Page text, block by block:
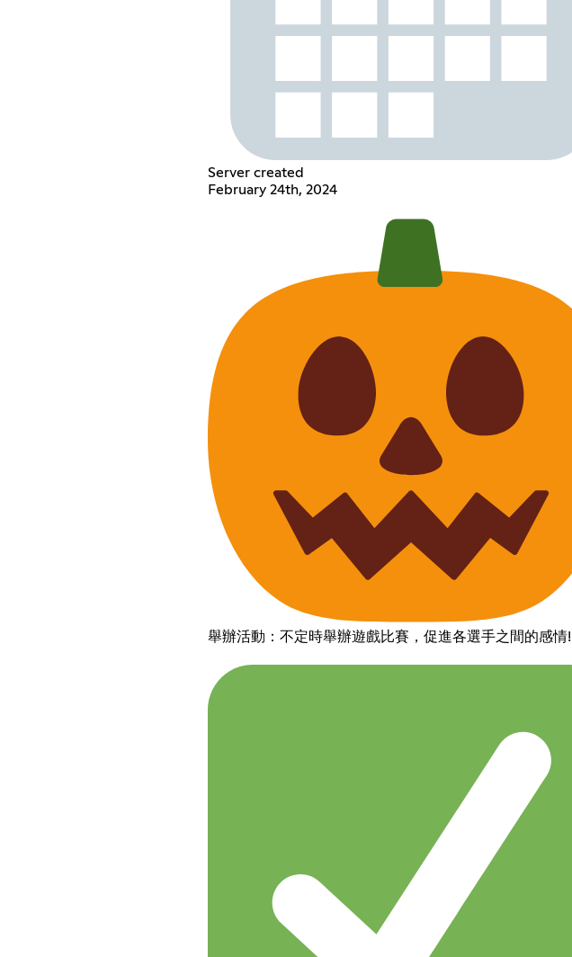
Server created
February 24th, 2024
舉辦活動：不定時舉辦遊戲比賽，促進各選手之間的感情!